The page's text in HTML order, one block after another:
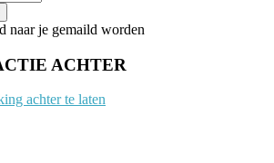
naar je gemaild worden
ACHTER
achter te laten